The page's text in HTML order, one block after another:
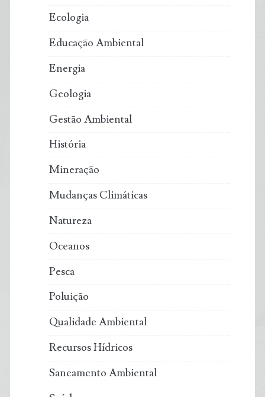
Ecologia
Educação Ambiental
Energia
Geologia
Gestão Ambiental
História
Mineração
Mudanças Climáticas
Natureza
Oceanos
Pesca
Poluição
Qualidade Ambiental
Recursos Hídricos
Saneamento Ambiental